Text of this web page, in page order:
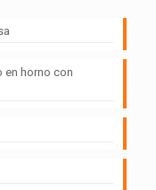
en horno con